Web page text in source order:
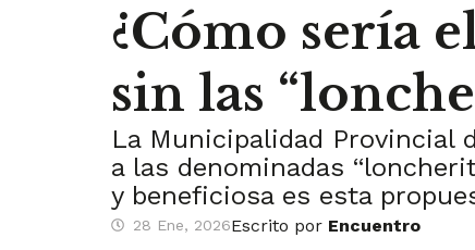
¿Cómo sería
sin las
La Municipalidad Provincial
a las denominadas
y beneficiosa es esta
28 Ene, 2026Escrito por Encuentro